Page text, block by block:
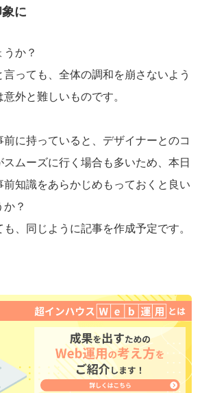
象に
か？
っても、全体の調和を崩さないよう
外と難しいものです。
に持っていると、デザイナーとのコ
スムーズに行く場合も多いため、本日
前知識をあらかじめもっておくと良い
？
、同じように記事を作成予定です。